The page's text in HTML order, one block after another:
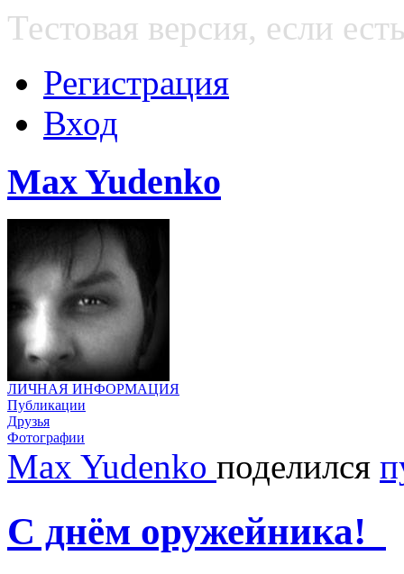
Тестовая версия, если
Регистрация
Вход
Max Yudenko
ЛИЧНАЯ ИНФОРМАЦИЯ
Публикации
Друзья
Фотографии
Max Yudenko поделился
С днём оружейника!